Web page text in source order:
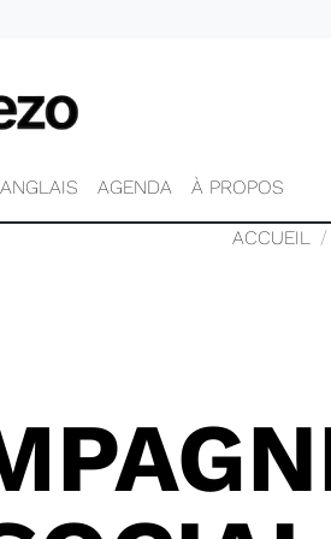
ANGLAIS AGENDA À PROPOS
ACCUEIL